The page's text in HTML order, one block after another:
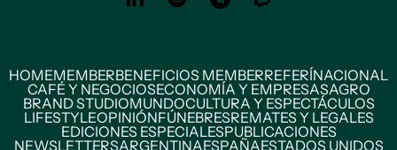
HOMEMEMBERBENEFICIOS MEMBERREFERÍNACIONAL
CAFÉ Y NEGOCIOSECONOMÍA Y EMPRESASAGRO
BRAND STUDIOMUNDOCULTURA Y ESPECTÁCULOS
LIFESTYLEOPINIÓNFÚNEBRESREMATES Y LEGALES
EDICIONES ESPECIALESPUBLICACIONES
NEWSLETTERSARGENTINAESPAÑAESTADOS UNIDOS